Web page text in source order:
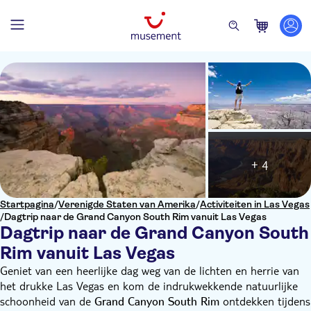
Startpagina/Verenigde Staten van Amerika/Activiteiten in Las Vegas
/Dagtrip naar de Grand Canyon South Rim vanuit Las Vegas
Dagtrip naar de Grand Canyon South
Rim vanuit Las Vegas
+ 4
Geniet van een heerlijke dag weg van de lichten en herrie van
het drukke Las Vegas en kom de indrukwekkende natuurlijke
schoonheid van de Grand Canyon South Rim ontdekken tijdens